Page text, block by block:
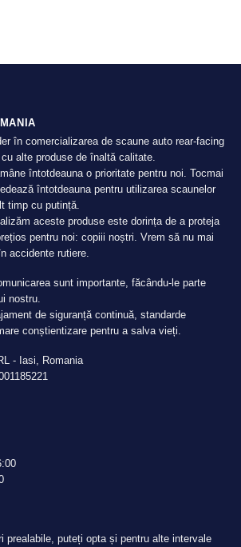
în comercializarea de scaune auto rear-facing
alte produse de înaltă calitate.
întotdeauna o prioritate pentru noi. Tocmai
întotdeauna pentru utilizarea scaunelor
timp cu putință.
aceste produse este dorința de a proteja
pentru noi: copiii noștri. Vrem să nu mai
accidente rutiere.
sunt importante, făcându-le parte
nostru.
de siguranță continuă, standarde
conștientizare pentru a salva vieți.
- Iasi, Romania
prealabile, puteți opta și pentru alte intervale